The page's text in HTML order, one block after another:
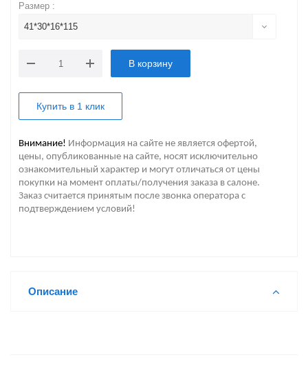
Размер :
41*30*16*115
В корзину
Купить в 1 клик
Внимание! Информация на сайте не является офертой,
цены, опубликованные на сайте, носят исключительно
ознакомительный характер и могут отличаться от цены
покупки на момент оплаты/получения заказа в салоне.
Заказ считается принятым после звонка оператора с
подтверждением условий!
Описание